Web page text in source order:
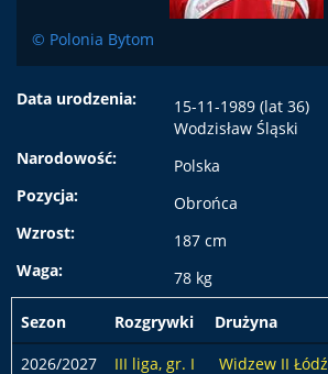
© Polonia Bytom
Data urodzenia:
15-11-1989 (lat 36)
Wodzisław Śląski
Narodowość:
Polska
Pozycja:
Obrońca
Wzrost:
187 cm
Waga:
78 kg
Sezon Rozgrywki Drużyna
2026/2027
III liga, gr. I Widzew II Łódź